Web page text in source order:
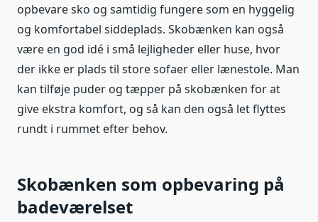
opbevare sko og samtidig fungere som en hyggelig
og komfortabel siddeplads. Skobænken kan også
være en god idé i små lejligheder eller huse, hvor
der ikke er plads til store sofaer eller lænestole. Man
kan tilføje puder og tæpper på skobænken for at
give ekstra komfort, og så kan den også let flyttes
rundt i rummet efter behov.
Skobænken som opbevaring på
badeværelset